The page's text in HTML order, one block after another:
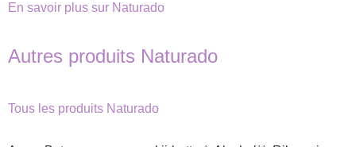
En savoir plus sur Naturado
Autres produits Naturado
Tous les produits Naturado